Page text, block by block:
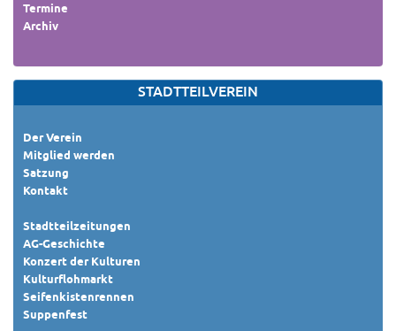
Termine
Archiv
STADTTEILVEREIN
Der Verein
Mitglied werden
Satzung
Kontakt
Stadtteilzeitungen
AG-Geschichte
Konzert der Kulturen
Kulturflohmarkt
Seifenkistenrennen
Suppenfest